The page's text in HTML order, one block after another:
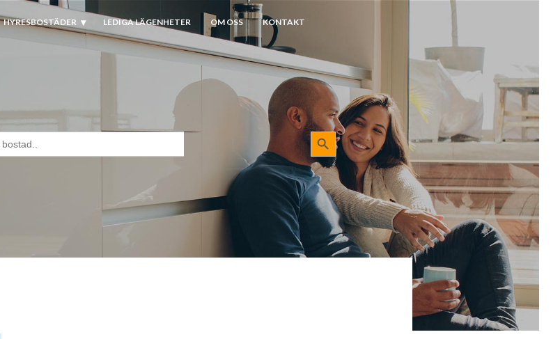
HYRESBOSTÄDER LEDIGA LÄGENHETER OM OSS KONTAKT
Sökknapp